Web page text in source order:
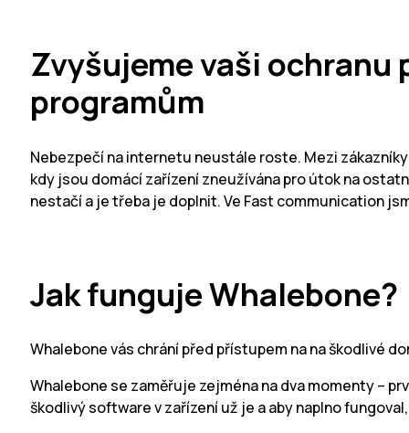
Zvyšujeme vaši
programům
Nebezpečí na internetu neustále roste. Mezi
kdy jsou domácí zařízení zneužívána pro útok na
nestačí a je třeba je doplnit. Ve Fast communication
Jak funguje Whalebone?
Whalebone vás chrání před přístupem na na škodlivé
Whalebone se zaměřuje zejména na dva momenty –
škodlivý software v zařízení už je a aby naplno